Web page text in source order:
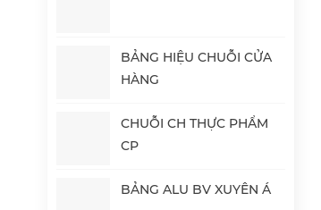
BẢNG HIỆU CHUỖI CỬA
HÀNG
CHUỖI CH THỰC PHẨM
CP
BẢNG ALU BV XUYÊN Á